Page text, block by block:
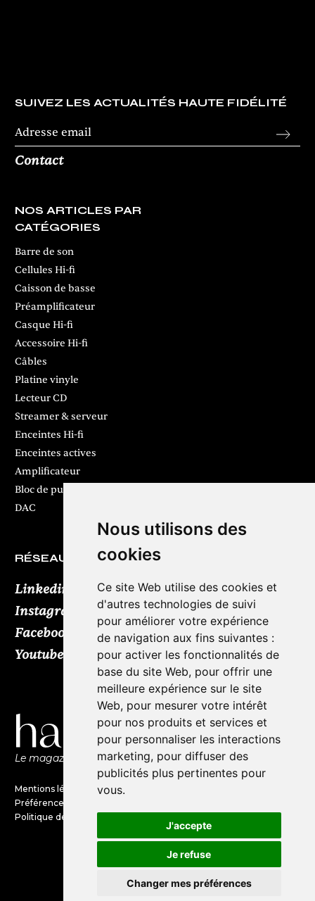
Nous utilisons des
cookies
Ce site Web utilise des cookies et
d'autres technologies de suivi
pour améliorer votre expérience
de navigation aux fins suivantes :
pour activer les fonctionnalités de
base du site Web, pour offrir une
meilleure expérience sur le site
Web, pour mesurer votre intérêt
pour nos produits et services et
pour personnaliser les interactions
marketing, pour diffuser des
publicités plus pertinentes pour
vous.
J'accepte
Je refuse
Changer mes préférences
SUIVEZ LES ACTUALITÉS HAUTE FIDÉLITÉ
Contact
NOS ARTICLES PAR
CATÉGORIES
Barre de son
Cellules Hi-fi
Caisson de basse
Préamplificateur
Casque Hi-fi
Accessoire Hi-fi
Câbles
Platine vinyle
Lecteur CD
Streamer & serveur
Enceintes Hi-fi
Enceintes actives
Amplificateur
Bloc de puissance
DAC
RÉSEAUX SOCIAUX
Linkedin
Instagram
Facebook
Youtube TikTok
Le magazine de l'audio d'exception par HL Média
Mentions légales
Préférences en matières de cookies
Politique de confidentialité
©Haute Fidélité est une marque